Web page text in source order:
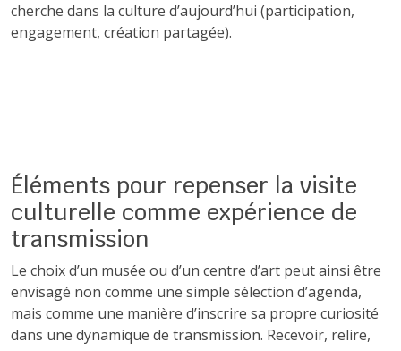
cherche dans la culture d’aujourd’hui (participation,
engagement, création partagée).
Éléments pour repenser la visite
culturelle comme expérience de
transmission
Le choix d’un musée ou d’un centre d’art peut ainsi être
envisagé non comme une simple sélection d’agenda,
mais comme une manière d’inscrire sa propre curiosité
dans une dynamique de transmission. Recevoir, relire,